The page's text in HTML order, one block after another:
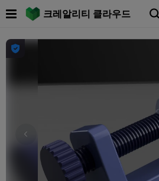
크레알리티 클라우드 
